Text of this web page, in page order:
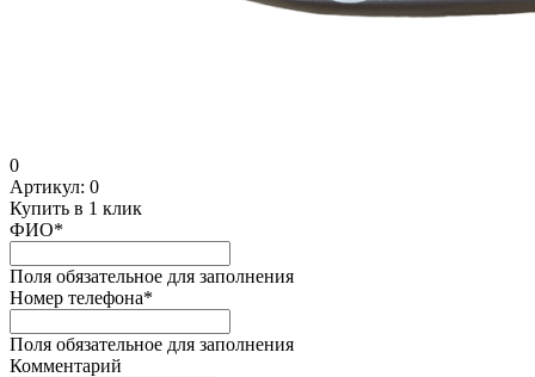
0
Артикул: 0
Купить в 1 клик
ФИО*
Поля обязательное для заполнения
Номер телефона*
Поля обязательное для заполнения
Комментарий